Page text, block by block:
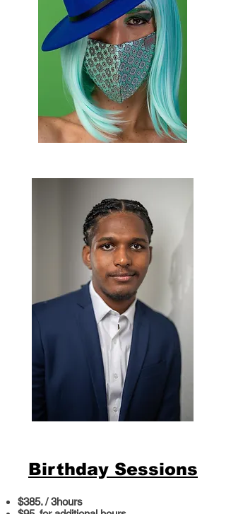
Birthday Sessions
$385. / 3hours